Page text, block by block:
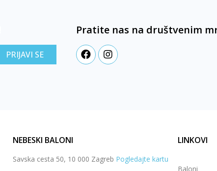
PRIJAVI SE
Pratite nas na društvenim
NEBESKI BALONI
Savska cesta 50, 10 000 Zagreb Pogledajte kartu
LINKOVI
Baloni